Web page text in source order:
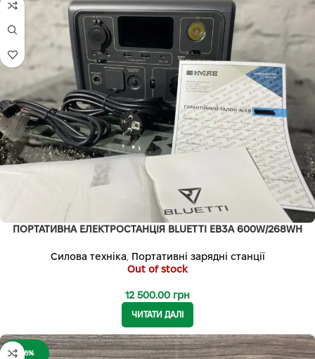
ПОРТАТИВНА ЕЛЕКТРОСТАНЦІЯ BLUETTI EB3A 600W/268WH
Силова техніка, Портативні зарядні станції
Out of stock
12 500.00 грн
ЧИТАТИ ДАЛІ
-66%